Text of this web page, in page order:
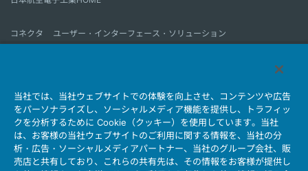
コネクタ
ユーザー・インターフェース・ソリューション
会社情報 サステナビリティ IR情報 採用情報
会社情報新着一覧
製品情報新着一覧
サイトマップ お問い合わせ
個人情報保護ポリシー
JAE Cookie Policy
当社では、当社ウェブサイトでの体験を向上させ、コンテンツや広告
をパーソナライズし、ソーシャルメディア機能を提供し、トラフィッ
クを分析するために Cookie（クッキー）を使用しています。当社
は、お客様の当社ウェブサイトのご利用に関する情報を、当社の分
析・広告・ソーシャルメディアパートナー、当社のグループ会社、販
売店と共有しており、これらの共有先は、その情報をお客様が提供し